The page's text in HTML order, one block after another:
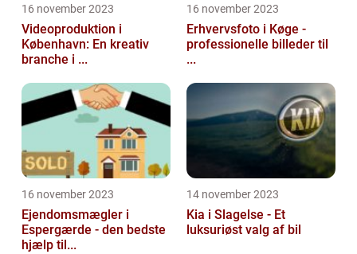
16 november 2023
Videoproduktion i
København: En kreativ
branche i ...
16 november 2023
Erhvervsfoto i Køge -
professionelle billeder til
...
16 november 2023
Ejendomsmægler i
Espergærde - den bedste
hjælp til...
14 november 2023
Kia i Slagelse - Et
luksuriøst valg af bil